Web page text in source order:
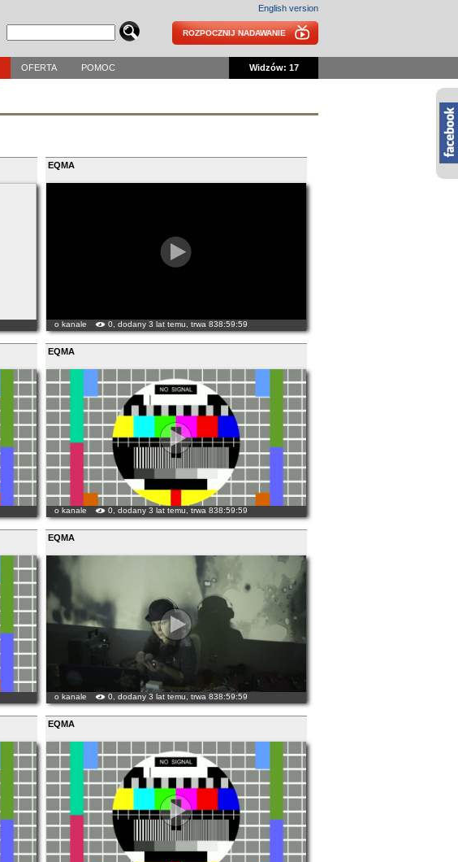
English version
ROZPOCZNIJ NADAWANIE
OFERTA POMOC Widzów: 17
EQMA
o kanale 0, dodany 3 lat temu, trwa 838:59:59
EQMA
o kanale 0, dodany 3 lat temu, trwa 838:59:59
EQMA
o kanale 0, dodany 3 lat temu, trwa 838:59:59
EQMA